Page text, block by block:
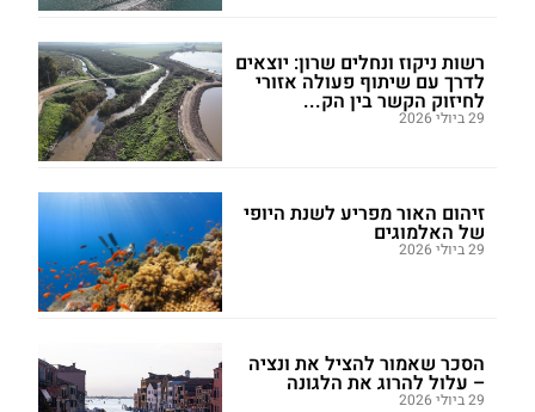
רשות ניקוז ונחלים שרון: יוצאים
לדרך עם שיתוף פעולה אזורי
לחיזוק הקשר בין הק...
29 ביולי 2026
זיהום האור מפריע לשנת היופי
של האלמוגים
29 ביולי 2026
הסכר שאמור להציל את ונציה
– עלול להרוג את הלגונה
29 ביולי 2026